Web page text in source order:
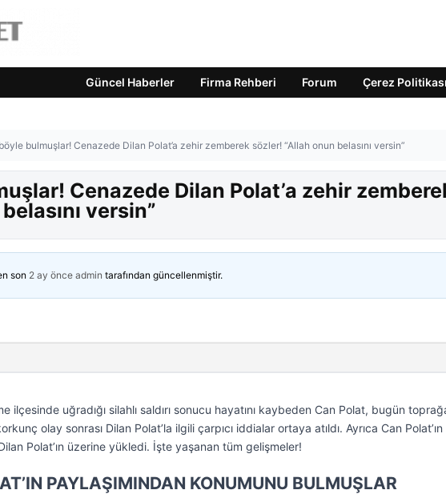
Güncel Haberler Firma Rehberi Forum Çerez Politikası
bulmuşlar! Cenazede Dilan Polat’a zehir zemberek sözler! “Allah onun belasını versin”
Cenazede Dilan Polat’a zehir
versin”
son 2 ay önce admin tarafından güncellenmiştir.
ilçesinde uğradığı silahlı saldırı sonucu hayatını kaybeden Can Polat, bugün
olay sonrası Dilan Polat’la ilgili çarpıcı iddialar ortaya atıldı. Ayrıca Can Polat’ın
Polat’ın üzerine yükledi. İşte yaşanan tüm gelişmeler!
PAYLAŞIMINDAN KONUMUNU BULMUŞLAR